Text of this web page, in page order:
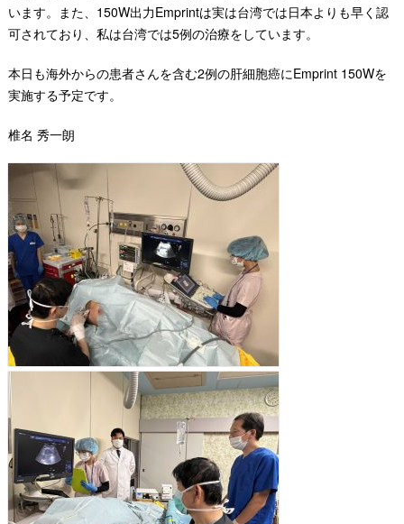
います。また、150W出力Emprintは実は台湾では日本よりも早く認
可されており、私は台湾では5例の治療をしています。
本日も海外からの患者さんを含む2例の肝細胞癌にEmprint 150Wを
実施する予定です。
椎名 秀一朗